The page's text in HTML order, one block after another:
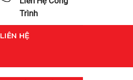
Trình
LIÊN HỆ